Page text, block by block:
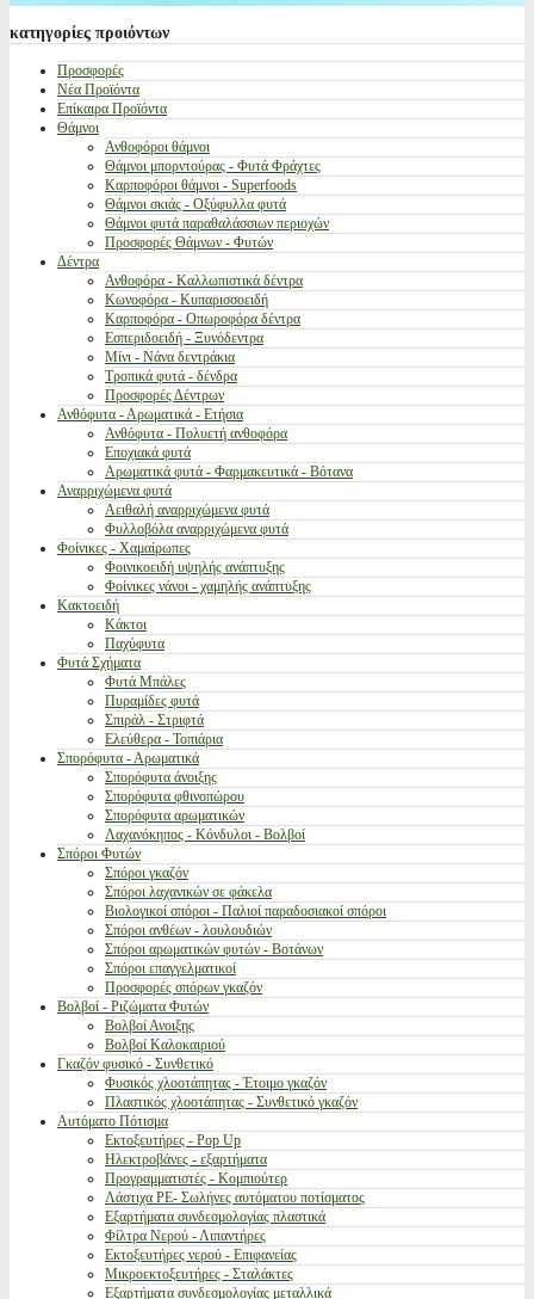
κατηγορίες προιόντων
Προσφορές
Νέα Προϊόντα
Επίκαιρα Προϊόντα
Θάμνοι
Ανθοφόροι θάμνοι
Θάμνοι μπορντούρας - Φυτά Φράχτες
Καρποφόροι θάμνοι - Superfoods
Θάμνοι σκιάς - Οξύφυλλα φυτά
Θάμνοι φυτά παραθαλάσσιων περιοχών
Προσφορές Θάμνων - Φυτών
Δέντρα
Ανθοφόρα - Καλλωπιστικά δέντρα
Κωνοφόρα - Κυπαρισσοειδή
Καρποφόρα - Οπωροφόρα δέντρα
Εσπεριδοειδή - Ξυνόδεντρα
Μίνι - Νάνα δεντράκια
Τροπικά φυτά - δένδρα
Προσφορές Δέντρων
Ανθόφυτα - Αρωματικά - Ετήσια
Ανθόφυτα - Πολυετή ανθοφόρα
Εποχιακά φυτά
Αρωματικά φυτά - Φαρμακευτικά - Βότανα
Αναρριχώμενα φυτά
Αειθαλή αναρριχώμενα φυτά
Φυλλοβόλα αναρριχώμενα φυτά
Φοίνικες - Χαμαίρωπες
Φοινικοειδή υψηλής ανάπτυξης
Φοίνικες νάνοι - χαμηλής ανάπτυξης
Κακτοειδή
Κάκτοι
Παχύφυτα
Φυτά Σχήματα
Φυτά Μπάλες
Πυραμίδες φυτά
Σπιράλ - Στριφτά
Ελεύθερα - Τοπιάρια
Σπορόφυτα - Αρωματικά
Σπορόφυτα άνοιξης
Σπορόφυτα φθινοπώρου
Σπορόφυτα αρωματικών
Λαχανόκηπος - Κόνδυλοι - Βολβοί
Σπόροι Φυτών
Σπόροι γκαζόν
Σπόροι λαχανικών σε φάκελα
Βιολογικοί σπόροι - Παλιοί παραδοσιακοί σπόροι
Σπόροι ανθέων - λουλουδιών
Σπόροι αρωματικών φυτών - Βοτάνων
Σπόροι επαγγελματικοί
Προσφορές σπόρων γκαζόν
Βολβοί - Ριζώματα Φυτών
Βολβοί Ανοιξης
Βολβοί Καλοκαιριού
Γκαζόν φυσικό - Συνθετικό
Φυσικός χλοοτάπητας - Έτοιμο γκαζόν
Πλαστικός χλοοτάπητας - Συνθετικό γκαζόν
Αυτόματο Πότισμα
Εκτοξευτήρες - Pop Up
Ηλεκτροβάνες - εξαρτήματα
Προγραμματιστές - Κομπιούτερ
Λάστιχα PE- Σωλήνες αυτόματου ποτίσματος
Εξαρτήματα συνδεσμολογίας πλαστικά
Φίλτρα Νερού - Λιπαντήρες
Εκτοξευτήρες νερού - Επιφανείας
Μικροεκτοξευτήρες - Σταλάκτες
Εξαρτήματα συνδεσμολογίας μεταλλικά